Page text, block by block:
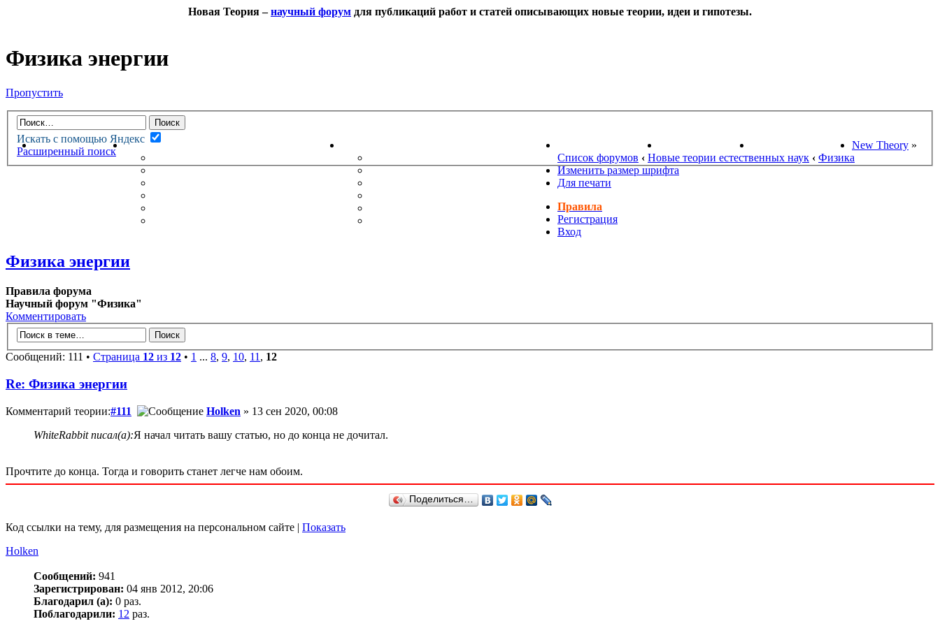
Новая Теория –научный форум для публикаций работ и статей описывающих новые теории, идеи и гипотезы.
Физика энергии
Пропустить
Искать с помощью Яндекс
Расширенный поиск
НОВАЯ ТЕОРИЯФОРУМ
НЕПРОЧИТАННЫЕ СООБЩЕНИЯ
ПОЖЕЛАНИЯ
НОВОСТИ НАУКИ ПОИСК ТЕОРИЙ СТАРЫЙ ПОРТАЛ New Theory »
Список форумов ‹ Новые теории естественных наук ‹ Физика
Изменить размер шрифта
Для печати
Правила
Регистрация
Вход
Физика энергии
Правила форума
Научный форум "Физика"
Комментировать
Сообщений: 111 • Страница 12 из 12 • 1 ... 8, 9, 10, 11, 12
Re: Физика энергии
Комментарий теории:#111 Holken » 13 сен 2020, 00:08
WhiteRabbit писал(а):Я начал читать вашу статью, но до конца не дочитал.
Прочтите до конца. Тогда и говорить станет легче нам обоим.
Поделиться…
Код ссылки на тему, для размещения на персональном сайте | Показать
Holken
Сообщений: 941
Зарегистрирован: 04 янв 2012, 20:06
Благодарил (а): 0 раз.
Поблагодарили: 12 раз.